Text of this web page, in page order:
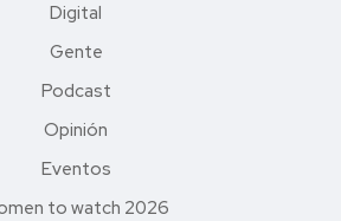
Digital
Gente
Podcast
Opinión
Eventos
to watch 2026